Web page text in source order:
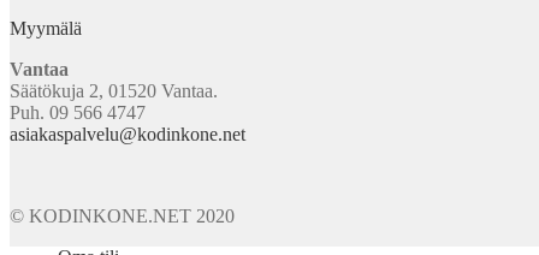
Myymälä
Vantaa
Säätökuja 2, 01520 Vantaa.
Puh. 09 566 4747
asiakaspalvelu@kodinkone.net
© KODINKONE.NET 2020